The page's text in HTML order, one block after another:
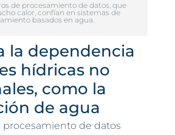
de procesamiento de datos, que
calor, confían en sistemas de
basados en agua.
la dependencia
hídricas no
como la
de agua
procesamiento de datos